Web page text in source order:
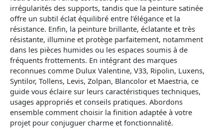
irrégularités des supports, tandis que la peinture satinée
offre un subtil éclat équilibré entre l’élégance et la
résistance. Enfin, la peinture brillante, éclatante et très
résistante, illumine et protège parfaitement, notamment
dans les pièces humides ou les espaces soumis à de
fréquents frottements. En intégrant des marques
reconnues comme Dulux Valentine, V33, Ripolin, Luxens,
Syntilor, Tollens, Levis, Zolpan, Blancolor et Maestria, ce
guide vous éclaire sur leurs caractéristiques techniques,
usages appropriés et conseils pratiques. Abordons
ensemble comment choisir la finition adaptée à votre
projet pour conjuguer charme et fonctionnalité.